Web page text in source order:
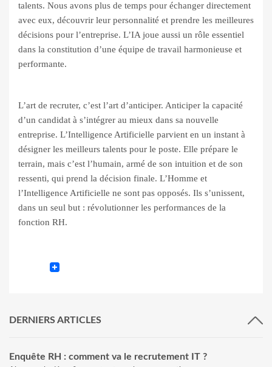
talents. Nous avons plus de temps pour échanger directement
avec eux, découvrir leur personnalité et prendre les meilleures
décisions pour l’entreprise. L’IA joue aussi un rôle essentiel
dans la constitution d’une équipe de travail harmonieuse et
performante.
L’art de recruter, c’est l’art d’anticiper. Anticiper la capacité
d’un candidat à s’intégrer au mieux dans sa nouvelle
entreprise. L’Intelligence Artificielle parvient en un instant à
désigner les meilleurs talents pour le poste. Elle prépare le
terrain, mais c’est l’humain, armé de son intuition et de son
ressenti, qui prend la décision finale. L’Homme et
l’Intelligence Artificielle ne sont pas opposés. Ils s’unissent,
dans un seul but : révolutionner les performances de la
fonction RH.
DERNIERS ARTICLES
Enquête RH : comment va le recrutement IT ?